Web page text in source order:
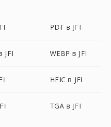
PDF в JFI
JFI WEBP в JFI
HEIC в JFI
TGA в JFI